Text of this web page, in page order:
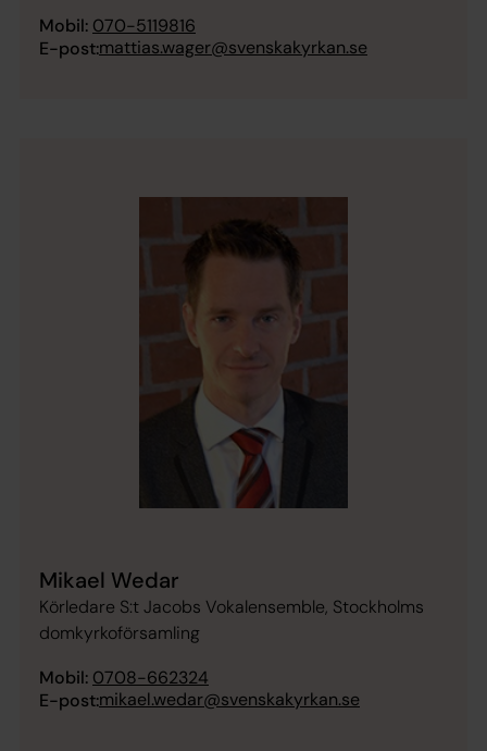
Mobil: 070-5119816
E-post:mattias.wager@svenskakyrkan.se
Mikael Wedar
Körledare S:t Jacobs Vokalensemble, Stockholms
domkyrkoförsamling
Mobil: 0708-662324
E-post:mikael.wedar@svenskakyrkan.se